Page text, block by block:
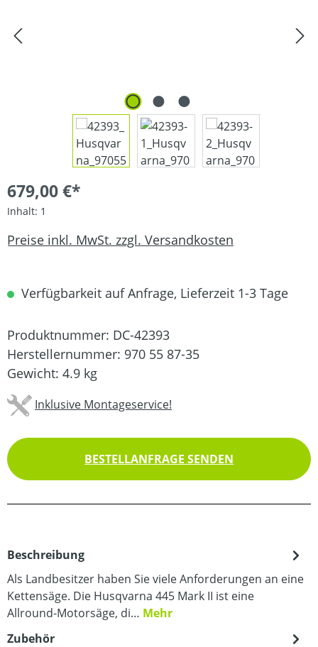
679,00 €*
Inhalt: 1
Preise inkl. MwSt. zzgl. Versandkosten
Verfügbarkeit auf Anfrage, Lieferzeit 1-3 Tage
Produktnummer: DC-42393
Herstellernummer: 970 55 87-35
Gewicht: 4.9 kg
Inklusive Montageservice!
BESTELLANFRAGE SENDEN
Beschreibung
Als Landbesitzer haben Sie viele Anforderungen an eine
Kettensäge. Die Husqvarna 445 Mark II ist eine
Allround-Motorsäge, di… Mehr
Zubehör